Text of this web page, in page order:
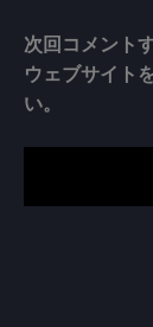
次回コメント
ウェブサイト
い。